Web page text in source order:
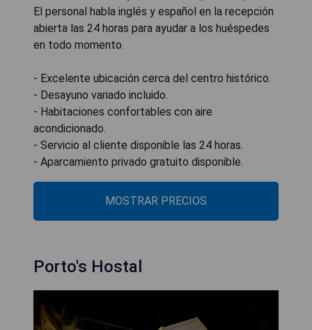
El personal habla inglés y español en la recepción
abierta las 24 horas para ayudar a los huéspedes
en todo momento.
- Excelente ubicación cerca del centro histórico.
- Desayuno variado incluido.
- Habitaciones confortables con aire
acondicionado.
- Servicio al cliente disponible las 24 horas.
- Aparcamiento privado gratuito disponible.
MOSTRAR PRECIOS
Porto's Hostal